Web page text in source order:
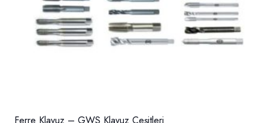
Ferre Klavuz – GWS Klavuz Çeşitleri